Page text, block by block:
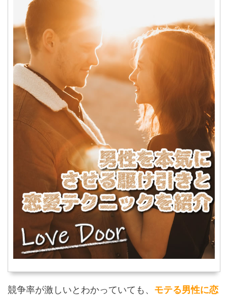
競争率が激しいとわかっていても、 モテる男性に恋